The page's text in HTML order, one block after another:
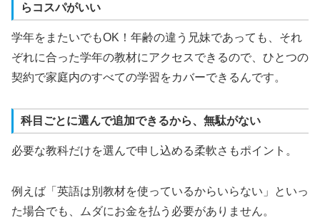
らコスパがいい
学年をまたいでもOK！年齢の違う兄妹であっても、それ
ぞれに合った学年の教材にアクセスできるので、ひとつの
契約で家庭内のすべての学習をカバーできるんです。
科目ごとに選んで追加できるから、無駄がない
必要な教科だけを選んで申し込める柔軟さもポイント。
例えば「英語は別教材を使っているからいらない」といっ
た場合でも、ムダにお金を払う必要がありません。